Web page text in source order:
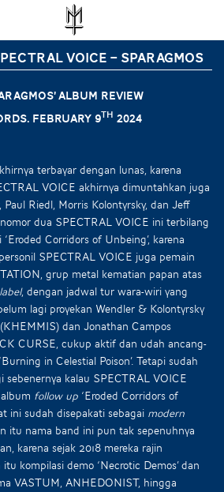
VOICE – SPARAGMOS
Album Review
February 9 th 2024
terbayar dengan lunas, karena
VOICE akhirnya dimuntahkan juga
Riedl, Morris Kolontyrsky, dan Jeff
dua SPECTRAL VOICE ini terbilang
Corridors of Unbeing’, karena
SPECTRAL VOICE juga pemain
grup metal kematian papan atas
, dengan jadwal tur wara-wiri yang
lagi proyekan Wendler & Kolontyrsky
dan Jonathan Campos
CURSE, cukup aktif dan udah ancang-
in Celestial Poison’. Tetapi sudah
sebenernya kalau SPECTRAL VOICE
follow up ‘Eroded Corridors of
ini sudah disepakati sebagai modern
itu nama band ini pun tak sepenuhnya
karena sejak 2018 mereka rajin
kompilasi demo ‘Necrotic Demos’ dan
VASTUM, ANHEDONIST, hingga